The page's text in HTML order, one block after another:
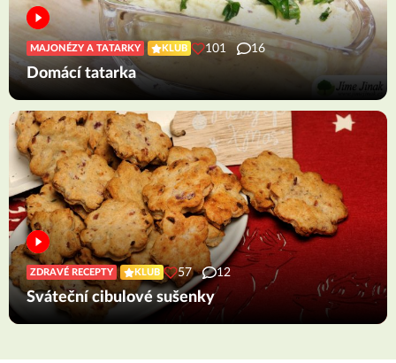
MAJONÉZY A TATARKY KLUB 101 16
Domácí tatarka
ZDRAVÉ RECEPTY KLUB 57 12
Sváteční cibulové sušenky